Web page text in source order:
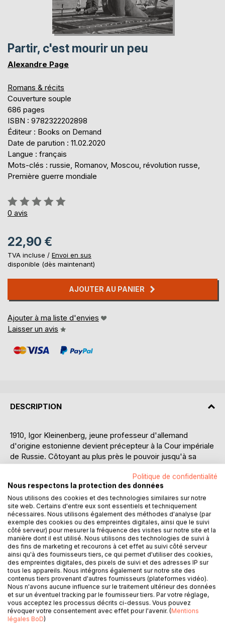
Partir, c'est mourir un peu
Alexandre Page
Romans & récits
Couverture souple
686 pages
ISBN : 9782322202898
Éditeur : Books on Demand
Date de parution : 11.02.2020
Langue : français
Mots-clés : russie, Romanov, Moscou, révolution russe,
Première guerre mondiale
Évaluation:
0%
0 avis
22,90 €
TVA incluse / Envoi en sus
disponible (dès maintenant)
AJOUTER AU PANIER
Ajouter à ma liste d'envies
Laisser un avis
DESCRIPTION
1910, Igor Kleinenberg, jeune professeur d'allemand
d'origine estonienne devient précepteur à la Cour impériale
de Russie. Côtoyant au plus près le pouvoir jusqu'à sa
chute, il assiste aux aléas du pays, aux manigances de
l'aristocratie pétersbourgeoise, au cheminement inévitable
vers la révolution nationale en pleine conflagration
mondiale. Témoin des traîtrises et du mépris envers
l'empereur Nicolas II et sa famille, il l'est aussi du courage
et de la détermination d'hommes et de femmes qui dans
les plus grandes épreuves ne les abandonneront pas.
De Saint-Pétersbourg aux poussiéreuses villes d'Extrême-
Orient, du soleil de Crimée aux neiges de Sibérie, Igor
Kleinenberg raconte presque une décennie de la Russie
dans ce qu'elle eut de tumultueux, de tragique et
d'éminemment fascinant.
Dans ces mémoires fictifs foisonnants, construits à partir
de témoignages du temps, s'entremêlent le portrait intime
Politique de confidentialité
Nous respectons la protection des données
Nous utilisons des cookies et des technologies similaires sur notre
site web. Certains d'entre eux sont essentiels et techniquement
nécessaires. Nous utilisons également des méthodes d'analyse (par
exemple des cookies ou des empreintes digitales, ainsi que le suivi
côté serveur) pour mesurer la fréquence des visites sur notre site et la
manière dont il est utilisé. Nous utilisons des technologies de suivi à
des fins de marketing et recourons à cet effet au suivi côté serveur
ainsi qu'à des fournisseurs tiers, ce qui permet d'utiliser des cookies,
des empreintes digitales, des pixels de suivi et des adresses IP sur
tous les appareils. Nous intégrons également sur notre site des
contenus tiers provenant d'autres fournisseurs (plateformes vidéo).
Nous n'avons aucune influence sur le traitement ultérieur des données
et sur un éventuel tracking par le fournisseur tiers. Par votre réglage,
vous acceptez les processus décrits ci-dessus. Vous pouvez
révoquer votre consentement avec effet pour l'avenir. (Mentions
légales BoD)